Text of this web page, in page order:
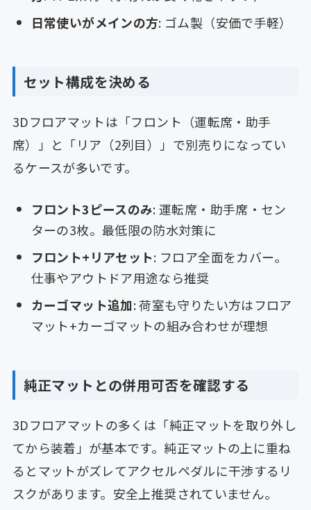
日常使いがメインの方: ゴム製（安価で手軽）
セット構成を決める
3Dフロアマットは「フロント（運転席・助手
席）」と「リア（2列目）」で別売りになってい
るケースが多いです。
フロント3ピースのみ: 運転席・助手席・セン
ターの3枚。最低限の防水対策に
フロント+リアセット: フロア全面をカバー。
仕事やアウトドア用途なら推奨
カーゴマット追加: 荷室も守りたい方はフロア
マット+カーゴマットの組み合わせが理想
純正マットとの併用可否を確認する
3Dフロアマットの多くは「純正マットを取り外し
てから装着」が基本です。純正マットの上に重ね
るとマットがズレてアクセルペダルに干渉するリ
スクがあります。安全上推奨されていません。